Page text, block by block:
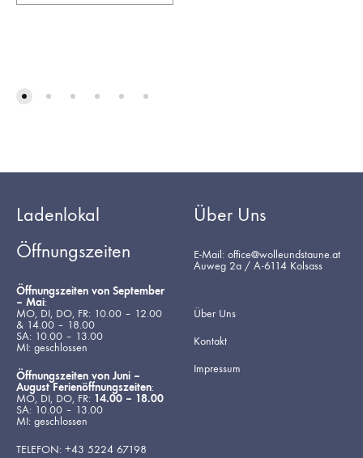
Ladenlokal
Öffnungszeiten
Öffnungszeiten von September
– Mai:
MO, DI, DO, FR: 10.00 – 12.00
& 14.00 – 18.00
SA: 10.00 – 13.00
MI: geschlossen
Öffnungszeiten von Juni –
August Ferienöffnungszeiten:
MO, DI, DO, FR: 14.00 – 18.00
SA: 10.00 – 13.00
MI: geschlossen
TELEFON: +43 5224 67198
Über Uns
E-Mail: office@wolleundstaune.at
Auweg 2a / A-6114 Kolsass
Über Uns
Kontakt
Impressum